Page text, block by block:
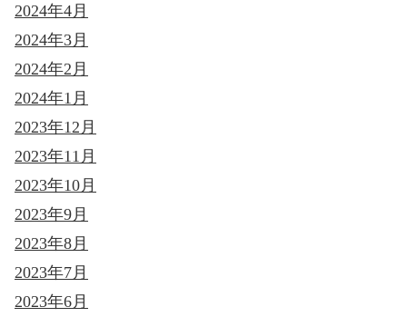
2024年4月
2024年3月
2024年2月
2024年1月
2023年12月
2023年11月
2023年10月
2023年9月
2023年8月
2023年7月
2023年6月